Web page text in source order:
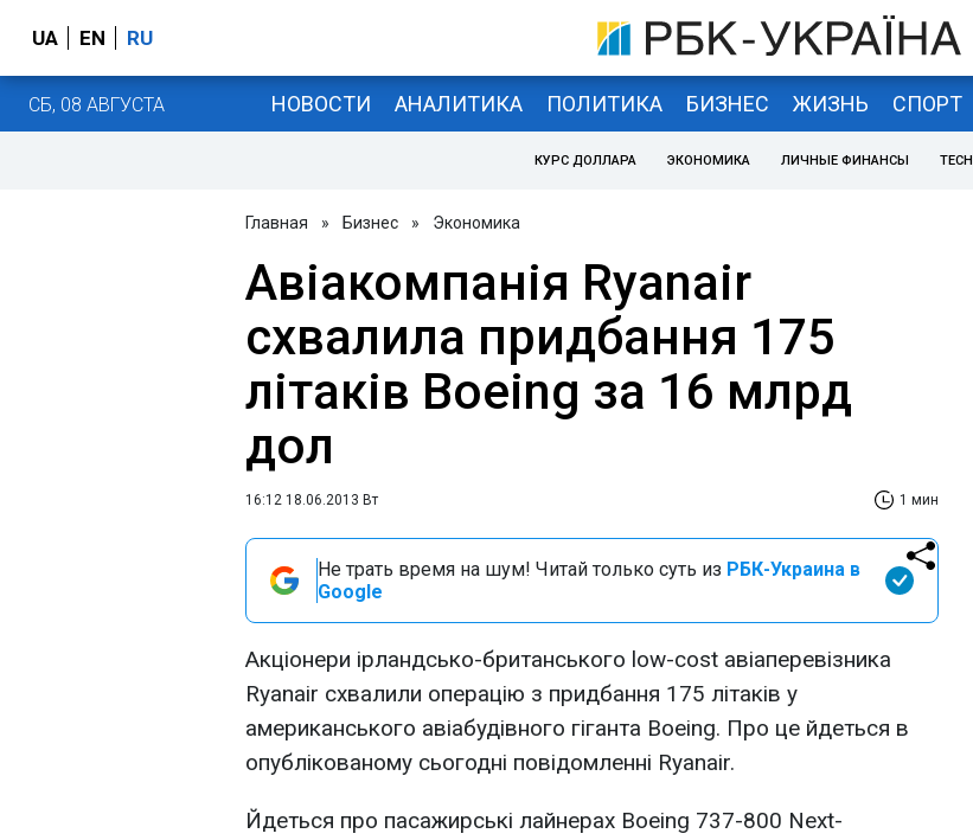
UA EN RU
СБ, 08 АВГУСТА НОВОСТИ АНАЛИТИКА ПОЛИТИКА БИЗНЕС ЖИЗНЬ СПОРТ
КУРС ДОЛЛАРА ЭКОНОМИКА ЛИЧНЫЕ ФИНАНСЫ TECH
Главная » Бизнес » Экономика
Авіакомпанія Ryanair
схвалила придбання 175
літаків Boeing за 16 млрд
дол
16:12 18.06.2013 Вт 1 мин
Не трать время на шум! Читай только суть из РБК-Украина в
Google
Акціонери ірландсько-британського low-cost авіаперевізника
Ryanair схвалили операцію з придбання 175 літаків у
американського авіабудівного гіганта Boeing. Про це йдеться в
опублікованому сьогодні повідомленні Ryanair.
Йдеться про пасажирські лайнерах Boeing 737-800 Next-